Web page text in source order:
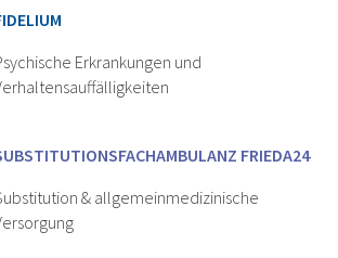
Erkrankungen und
FRIEDA24
& allgemeinmedizinische